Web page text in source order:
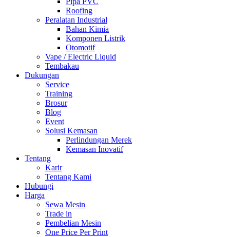
Roofing
Peralatan Industrial
Bahan Kimia
Komponen Listrik
Otomotif
Vape / Electric Liquid
Tembakau
Dukungan
Service
Training
Brosur
Blog
Event
Solusi Kemasan
Perlindungan Merek
Kemasan Inovatif
Tentang
Karir
Tentang Kami
Hubungi
Harga
Sewa Mesin
Trade in
Pembelian Mesin
One Price Per Print